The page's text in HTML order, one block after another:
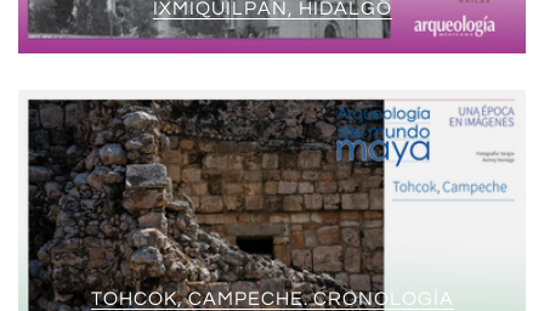
IXMIQUILPAN, HIDALGO
TOHCOK, CAMPECHE. CRONOLOGÍA